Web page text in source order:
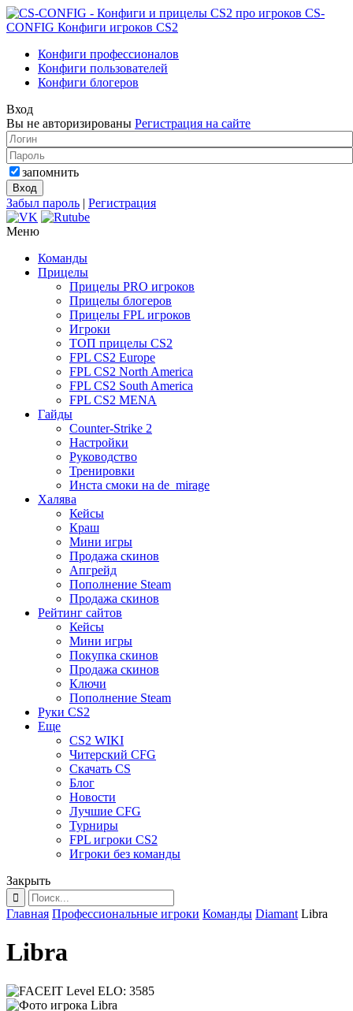
CS-
CONFIG Конфиги игроков CS2
Конфиги профессионалов
Конфиги пользователей
Конфиги блогеров
Вход
Вы не авторизированы Регистрация на сайте
запомнить
Забыл пароль | Регистрация
Меню
Команды
Прицелы
Прицелы PRO игроков
Прицелы блогеров
Прицелы FPL игроков
Игроки
ТОП прицелы CS2
FPL CS2 Europe
FPL CS2 North America
FPL CS2 South America
FPL CS2 MENA
Гайды
Counter-Strike 2
Настройки
Руководство
Тренировки
Инста смоки на de_mirage
Халява
Кейсы
Краш
Мини игры
Продажа скинов
Апгрейд
Пополнение Steam
Продажа скинов
Рейтинг сайтов
Кейсы
Мини игры
Покупка скинов
Продажа скинов
Ключи
Пополнение Steam
Руки CS2
Еще
CS2 WIKI
Читерский CFG
Скачать CS
Блог
Новости
Лучшие CFG
Турниры
FPL игроки CS2
Игроки без команды
Закрыть
Главная Профессиональные игроки Команды Diamant Libra
Libra
ELO: 3585